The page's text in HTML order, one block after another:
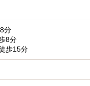
分
8分
歩15分